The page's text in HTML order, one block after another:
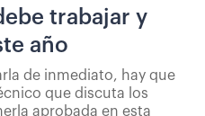
trabajar y
año
de inmediato, hay que
que discuta los
aprobada en esta